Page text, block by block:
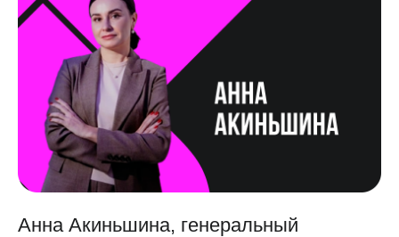
Анна Акиньшина, генеральный